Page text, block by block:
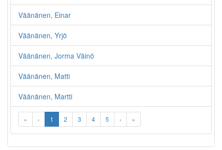
Väänänen, Einar
Väänänen, Yrjö
Väänänen, Jorma Väinö
Väänänen, Matti
Väänänen, Martti
« ‹ 1 2 3 4 5 › »